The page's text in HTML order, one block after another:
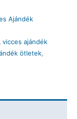
Ajándék
, vicces ajándék
ötletek,